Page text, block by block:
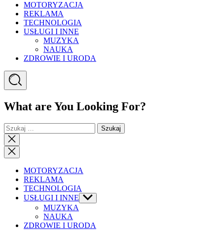
MOTORYZACJA
REKLAMA
TECHNOLOGIA
USŁUGI I INNE
MUZYKA
NAUKA
ZDROWIE I URODA
Search
What are You Looking For?
Szukaj:
Close
search
Close
Menu
MOTORYZACJA
REKLAMA
TECHNOLOGIA
USŁUGI I INNE Show
sub
MUZYKA
NAUKA
ZDROWIE I URODA